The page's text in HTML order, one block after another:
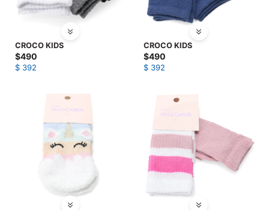
CROCO KIDS
$490
$ 392
CROCO KIDS
$490
$ 392